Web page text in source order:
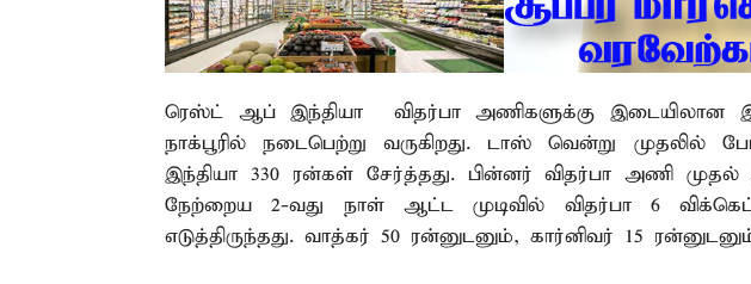
ரெஸ்ட் ஆப் இந்தியா – விதர்பா அணிகளுக்கு இடையிலான
நாக்பூரில் நடைபெற்று வருகிறது. டாஸ் வென்று
இந்தியா 330 ரன்கள் சேர்த்தது. பின்னர் விதர்பா அணி
நேற்றைய 2-வது நாள் ஆட்ட முடிவில் விதர்பா 6
எடுத்திருந்தது. வாத்கர் 50 ரன்னுடனும், கார்னிவர் 15